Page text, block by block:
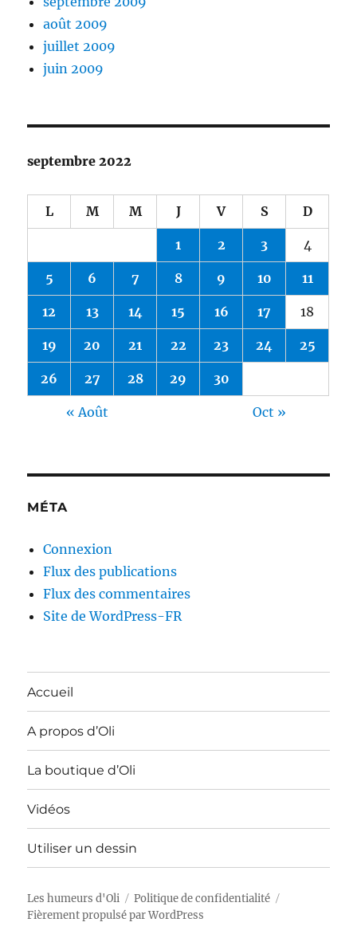
août 2009
juillet 2009
juin 2009
septembre 2022
L M M J V S D
1 2 3 4
5 6 7 8 9 10 11
12 13 14 15 16 17 18
19 20 21 22 23 24 25
26 27 28 29 30
« Août Oct »
MÉTA
Connexion
Flux des publications
Flux des commentaires
Site de WordPress-FR
Accueil
A propos d’Oli
La boutique d’Oli
Vidéos
Utiliser un dessin
Les humeurs d'Oli
Politique de confidentialité
Fièrement propulsé par WordPress